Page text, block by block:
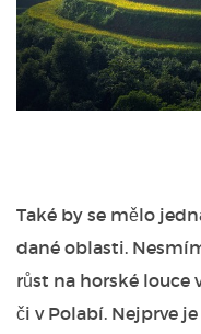
Také by se mělo
dané oblasti.
růst na horské louce
či v Polabí. Nejprve